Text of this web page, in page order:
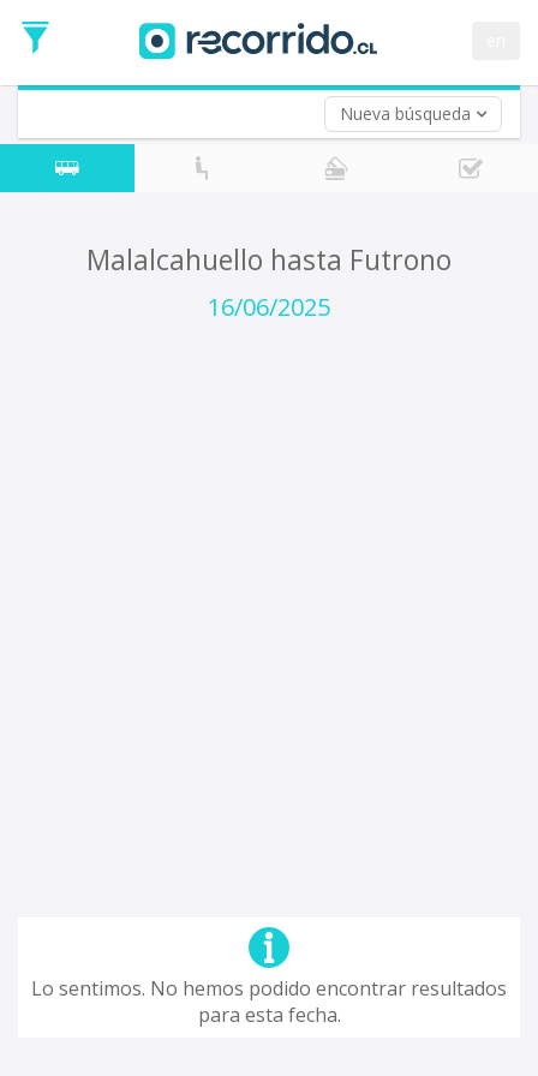
Nueva búsqueda
de
Ida
Vuelta (opcional)
Fecha
de
Malalcahuello hasta Futrono
16/06/2025
Lo sentimos. No hemos podido encontrar resultados
para esta fecha.